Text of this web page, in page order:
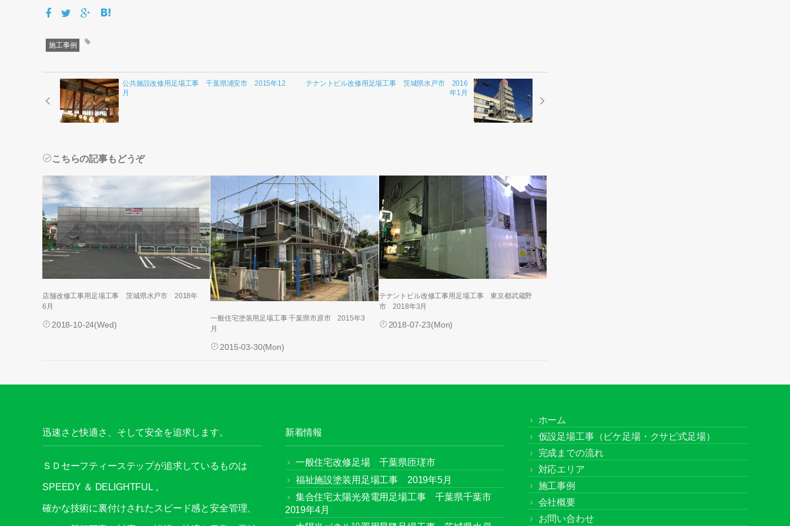
施工事例
公共施設改修用足場工事 千葉県浦安市 2015年12
月
テナントビル改修用足場工事 茨城県水戸市 2016
年1月
こちらの記事もどうぞ
店舗改修工事用足場工事 茨城県水戸市 2018年
6月
2018-10-24(Wed)
一般住宅塗装用足場工事 千葉県市原市 2015年3
月
2015-03-30(Mon)
テナントビル改修工事用足場工事 東京都武蔵野
市 2018年3月
2018-07-23(Mon)
迅速さと快適さ、そして安全を追求します。
ＳＤセーフティーステップが追求しているものは
SPEEDY ＆ DELIGHTFUL 。
確かな技術に裏付けされたスピード感と安全管理、
新着情報
一般住宅改修足場 千葉県匝瑳市
福祉施設塗装用足場工事 2019年5月
集合住宅太陽光発電用足場工事 千葉県千葉市
2019年4月
ホーム
仮設足場工事（ビケ足場・クサビ式足場）
完成までの流れ
対応エリア
施工事例
会社概要
お問い合わせ